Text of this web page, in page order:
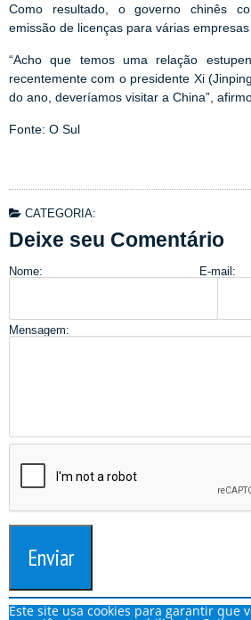
Como resultado, o governo chinês
emissão de licenças para várias
“Acho que temos uma relação
recentemente com o presidente Xi
do ano, deveríamos visitar a China”,
Fonte: O Sul
CATEGORIA:
Deixe seu Comentário
Nome: E-mail:
Mensagem:
Enviar
Este site usa cookies para garantir que